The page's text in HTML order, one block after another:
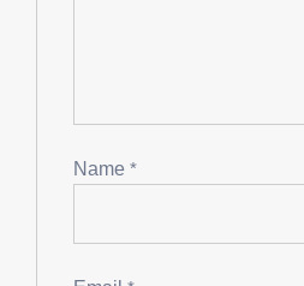
Name *